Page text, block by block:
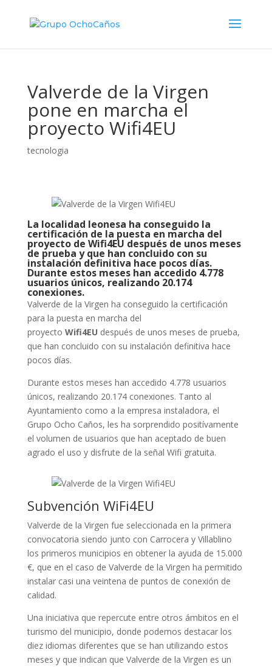
Valverde de la Virgen
pone en marcha el
proyecto Wifi4EU
tecnologia
La localidad leonesa ha conseguido la
certificación de la puesta en marcha del
proyecto de Wifi4EU después de unos meses
de prueba y que han concluido con su
instalación definitiva hace pocos días.
Durante estos meses han accedido 4.778
usuarios únicos, realizando 20.174
conexiones.
Valverde de la Virgen ha conseguido la certificación
para la puesta en marcha del
proyecto Wifi4EU después de unos meses de prueba,
que han concluido con su instalación definitiva hace
pocos días.
Durante estos meses han accedido 4.778 usuarios
únicos, realizando 20.174 conexiones. Tanto al
Ayuntamiento como a la empresa instaladora, el
Grupo Ocho Caños, les ha sorprendido positívamente
el volumen de usuarios que han aceptado de buen
agrado el uso y disfrute de la señal Wifi gratuita.
Subvención WiFi4EU
Valverde de la Virgen fue seleccionada en la primera
convocatoria siendo junto con Carrocera y Villablino
los primeros municipios en obtener la ayuda de 15.000
€, que en el caso de Valverde de la Virgen ha permitido
instalar casi una veintena de puntos de conexión de
calidad.
Una iniciativa que repercute entre otros ámbitos en el
turismo del municipio, donde podemos destacar los
diez idiomas diferentes que se han utilizando estos
meses y que indican que Valverde de la Virgen es un